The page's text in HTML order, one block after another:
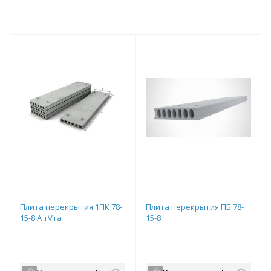
Плита перекрытия 1ПК 78-
15-8 А тVта
Плита перекрытия ПБ 78-
15-8